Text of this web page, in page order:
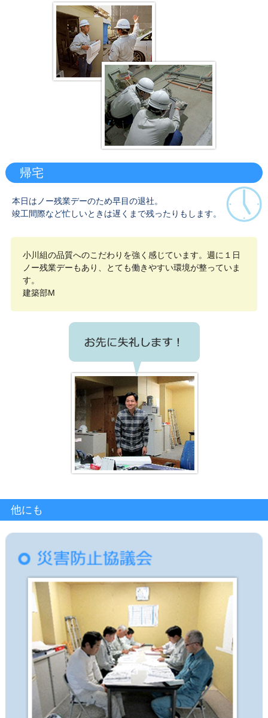
帰宅
本日はノー残業デーのため早目の退社。
竣工間際など忙しいときは遅くまで残ったりもします。
小川組の品質へのこだわりを強く感じています。週に１日
ノー残業デーもあり、とても働きやすい環境が整っていま
す。
建築部M
他にも